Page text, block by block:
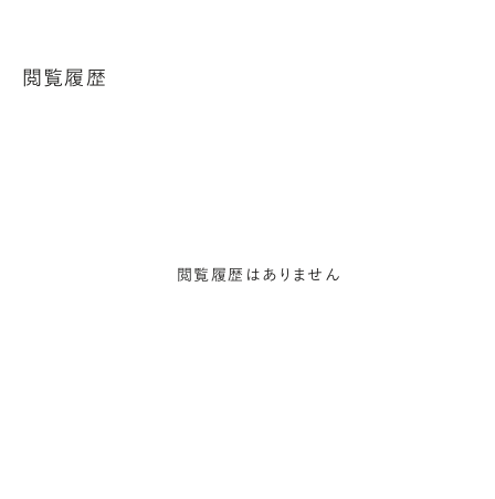
閲覧履歴
閲覧履歴はありません